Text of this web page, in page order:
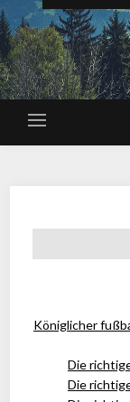
Königlicher
Die
Die